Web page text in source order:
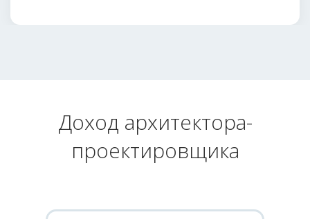
Доход архитектора-
проектировщика